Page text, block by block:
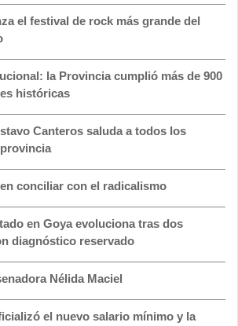
el festival de rock más grande del
la Provincia cumplió más de 900
históricas
Canteros saluda a todos los
conciliar con el radicalismo
en Goya evoluciona tras dos
diagnóstico reservado
Nélida Maciel
el nuevo salario mínimo y la